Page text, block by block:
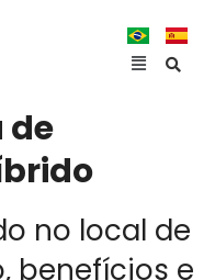
de
no local de
benefícios e